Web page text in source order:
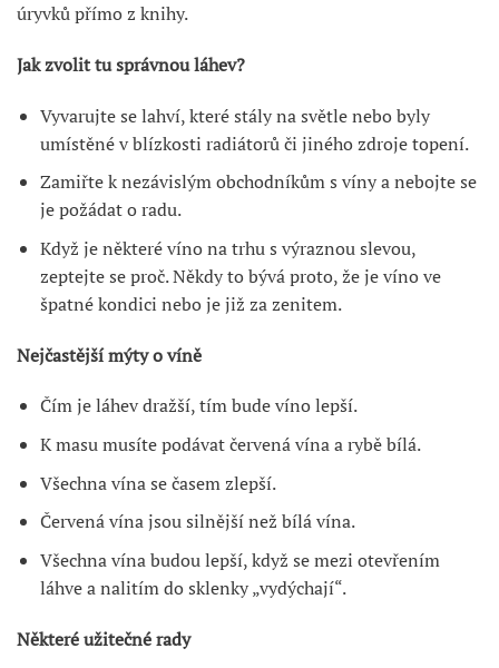
úryvků přímo z knihy.
Jak zvolit tu správnou láhev?
Vyvarujte se lahví, které stály na světle nebo byly
umístěné v blízkosti radiátorů či jiného zdroje topení.
Zamiřte k nezávislým obchodníkům s víny a nebojte se
je požádat o radu.
Když je některé víno na trhu s výraznou slevou,
zeptejte se proč. Někdy to bývá proto, že je víno ve
špatné kondici nebo je již za zenitem.
Nejčastější mýty o víně
Čím je láhev dražší, tím bude víno lepší.
K masu musíte podávat červená vína a rybě bílá.
Všechna vína se časem zlepší.
Červená vína jsou silnější než bílá vína.
Všechna vína budou lepší, když se mezi otevřením
láhve a nalitím do sklenky „vydýchají“.
Některé užitečné rady